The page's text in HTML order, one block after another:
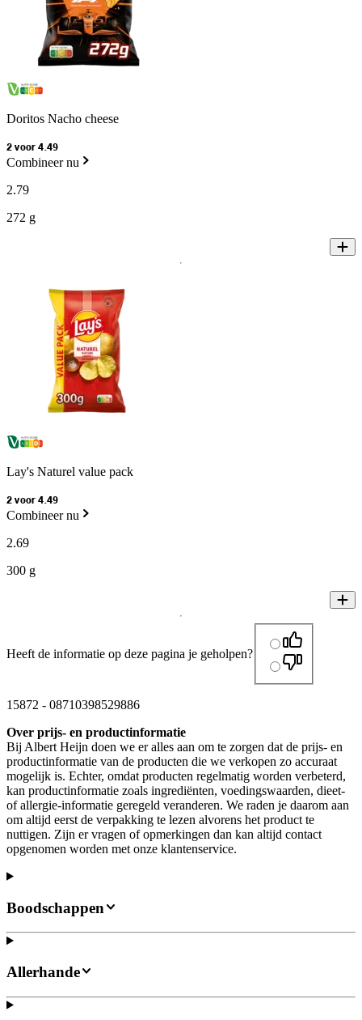
Doritos Nacho cheese
2 voor 4.49
Combineer nu
2.79
272 g
Lay's Naturel value pack
2 voor 4.49
Combineer nu
2.69
300 g
Heeft de informatie op deze pagina je geholpen?
15872 - 08710398529886
Over prijs- en productinformatie
Bij Albert Heijn doen we er alles aan om te zorgen dat de prijs- en
productinformatie van de producten die we verkopen zo accuraat
mogelijk is. Echter, omdat producten regelmatig worden verbeterd,
kan productinformatie zoals ingrediënten, voedingswaarden, dieet-
of allergie-informatie geregeld veranderen. We raden je daarom aan
om altijd eerst de verpakking te lezen alvorens het product te
nuttigen. Zijn er vragen of opmerkingen dan kan altijd contact
opgenomen worden met onze klantenservice.
Boodschappen
Allerhande